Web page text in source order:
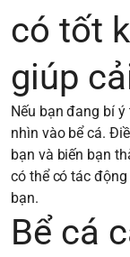
có tốt
giúp
Nếu bạn đang bí
nhìn vào bể cá.
bạn và biến bạn
có thể có tác
bạn.
Bể cá